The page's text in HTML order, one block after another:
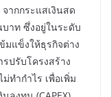
ากกระแสเงินสด
บาท ซึ่งอยู่ในระดับ
มแข็งให้ธุรกิจต่าง
ปรับโครงสร้าง
ทำกำไร เพื่อเพิ่ม